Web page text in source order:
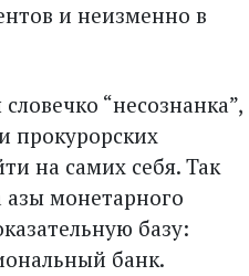
и неизменно в
“несознанка”,
прокурорских
на самих себя. Так
монетарного
базу:
банк.